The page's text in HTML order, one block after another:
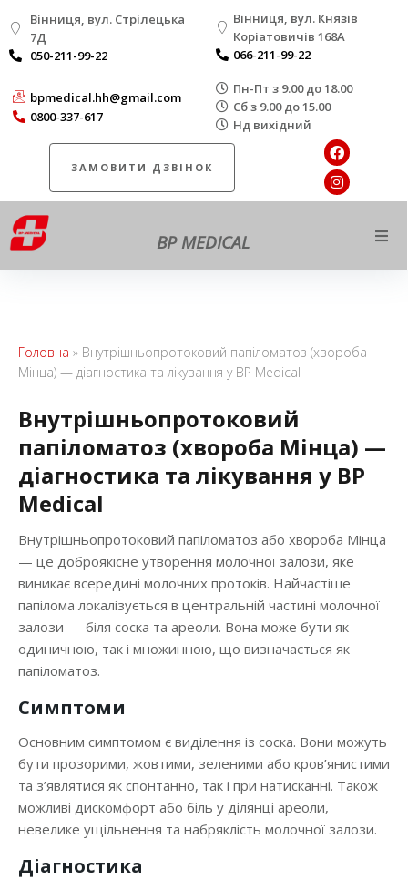
Вінниця, вул. Стрілецька
7Д
050-211-99-22
Вінниця, вул. Князів
Коріатовичів 168A
066-211-99-22
bpmedical.hh@gmail.com
0800-337-617
Пн-Пт з 9.00 до 18.00
Сб з 9.00 до 15.00
Нд вихідний
ЗАМОВИТИ ДЗВІНОК
BP MEDICAL
Діагностика
Денний стаціонар у Вінниці
Ціни послуг
Новини
Контакти
Головна » Внутрішньопротоковий папіломатоз (хвороба
Мінца) — діагностика та лікування у BP Medical
Внутрішньопротоковий
папіломатоз (хвороба Мінца) —
діагностика та лікування у BP
Medical
Внутрішньопротоковий папіломатоз або хвороба Мінца
— це доброякісне утворення молочної залози, яке
виникає всередині молочних протоків. Найчастіше
папілома локалізується в центральній частині молочної
залози — біля соска та ареоли. Вона може бути як
одиничною, так і множинною, що визначається як
папіломатоз.
Симптоми
Основним симптомом є виділення із соска. Вони можуть
бути прозорими, жовтими, зеленими або кров’янистими
та з’являтися як спонтанно, так і при натисканні. Також
можливі дискомфорт або біль у ділянці ареоли,
невелике ущільнення та набряклість молочної залози.
Діагностика